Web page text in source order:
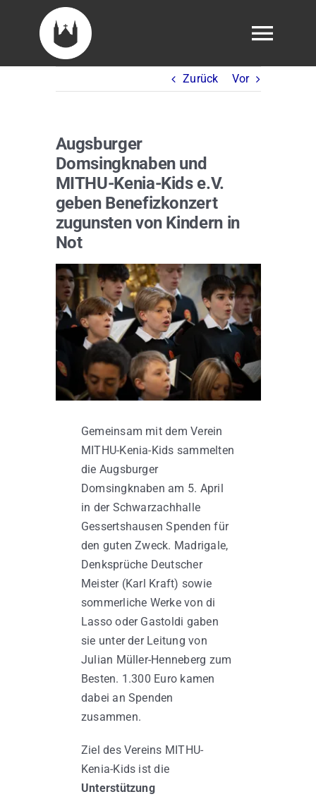
Veranstaltungen
Domsingknabe werden
Zurück Vor
Augsburger
Domsingknaben und
MITHU-Kenia-Kids e.V.
geben Benefizkonzert
zugunsten von Kindern in
Not
Zeige
grösseres
Bild
Gemeinsam mit dem Verein
MITHU-Kenia-Kids sammelten
die Augsburger
Domsingknaben am 5. April
in der Schwarzachhalle
Gessertshausen Spenden für
den guten Zweck. Madrigale,
Denksprüche Deutscher
Meister (Karl Kraft) sowie
sommerliche Werke von di
Lasso oder Gastoldi gaben
sie unter der Leitung von
Julian Müller-Henneberg zum
Besten. 1.300 Euro kamen
dabei an Spenden
zusammen.
Ziel des Vereins MITHU-
Kenia-Kids ist die
Unterstützung